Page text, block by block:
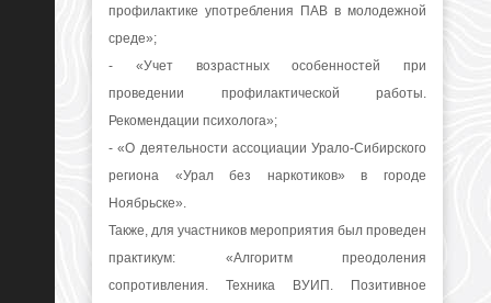
профилактике употребления ПАВ в молодежной
среде»;
- «Учет возрастных особенностей при
проведении профилактической работы.
Рекомендации психолога»;
- «О деятельности ассоциации Урало-Сибирского
региона «Урал без наркотиков» в городе
Ноябрьске».
Также, для участников мероприятия был проведен
практикум: «Алгоритм преодоления
сопротивления. Техника ВУИП. Позитивное